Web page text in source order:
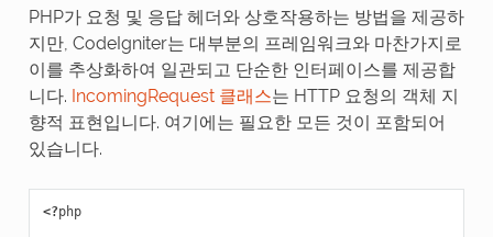
PHP가 요청 및 응답 헤더와 상호작용하는 방법을 제공하
지만, CodeIgniter는 대부분의 프레임워크와 마찬가지로
이를 추상화하여 일관되고 단순한 인터페이스를 제공합
니다. IncomingRequest 클래스는 HTTP 요청의 객체 지
향적 표현입니다. 여기에는 필요한 모든 것이 포함되어
있습니다.
<?php